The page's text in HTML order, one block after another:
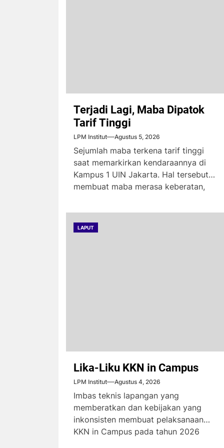
Terjadi Lagi, Maba Dipatok
Tarif Tinggi
LPM Institut Agustus 5, 2026
Sejumlah maba terkena tarif tinggi
saat memarkirkan kendaraannya di
Kampus 1 UIN Jakarta. Hal tersebut
membuat maba merasa keberatan,
LAPUT
Lika-Liku KKN in Campus
LPM Institut Agustus 4, 2026
Imbas teknis lapangan yang
memberatkan dan kebijakan yang
inkonsisten membuat pelaksanaan
KKN in Campus pada tahun 2026